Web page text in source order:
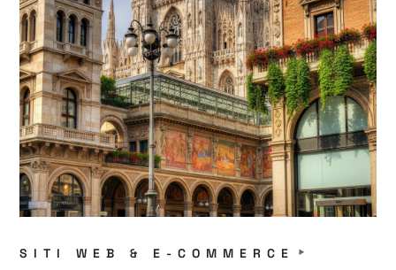
SITI WEB & E-COMMERCE